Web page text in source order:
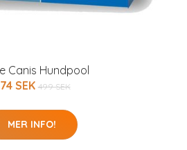
Canis Hundpool
SEK 499 SEK
MER INFO!